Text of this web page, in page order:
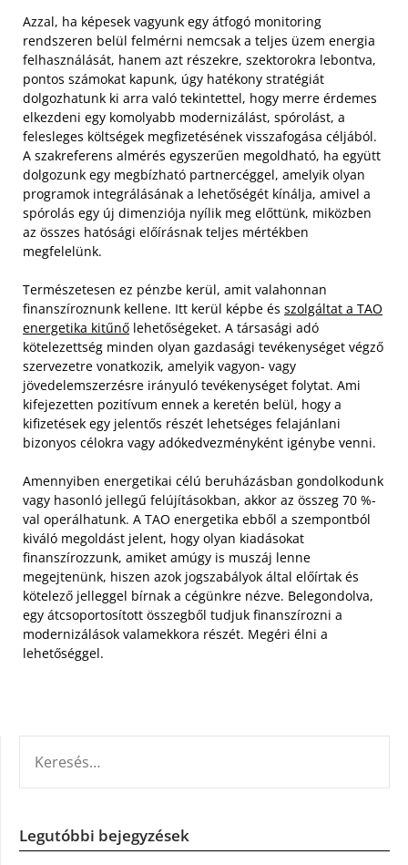
Azzal, ha képesek vagyunk egy átfogó monitoring
rendszeren belül felmérni nemcsak a teljes üzem energia
felhasználását, hanem azt részekre, szektorokra lebontva,
pontos számokat kapunk, úgy hatékony stratégiát
dolgozhatunk ki arra való tekintettel, hogy merre érdemes
elkezdeni egy komolyabb modernizálást, spórolást, a
felesleges költségek megfizetésének visszafogása céljából.
A szakreferens almérés egyszerűen megoldható, ha együtt
dolgozunk egy megbízható partnercéggel, amelyik olyan
programok integrálásának a lehetőségét kínálja, amivel a
spórolás egy új dimenziója nyílik meg előttünk, miközben
az összes hatósági előírásnak teljes mértékben
megfelelünk.
Természetesen ez pénzbe kerül, amit valahonnan
finanszíroznunk kellene. Itt kerül képbe és szolgáltat a TAO
energetika kitűnő lehetőségeket. A társasági adó
kötelezettség minden olyan gazdasági tevékenységet végző
szervezetre vonatkozik, amelyik vagyon- vagy
jövedelemszerzésre irányuló tevékenységet folytat. Ami
kifejezetten pozitívum ennek a keretén belül, hogy a
kifizetések egy jelentős részét lehetséges felajánlani
bizonyos célokra vagy adókedvezményként igénybe venni.
Amennyiben energetikai célú beruházásban gondolkodunk
vagy hasonló jellegű felújításokban, akkor az összeg 70 %-
val operálhatunk. A TAO energetika ebből a szempontból
kiváló megoldást jelent, hogy olyan kiadásokat
finanszírozzunk, amiket amúgy is muszáj lenne
megejtenünk, hiszen azok jogszabályok által előírtak és
kötelező jelleggel bírnak a cégünkre nézve. Belegondolva,
egy átcsoportosított összegből tudjuk finanszírozni a
modernizálások valamekkora részét. Megéri élni a
lehetőséggel.
Legutóbbi bejegyzések